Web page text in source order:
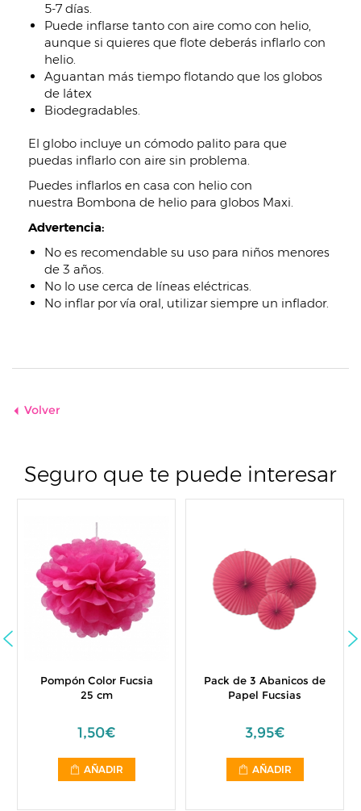
5-7 días.
Puede inflarse tanto con aire como con helio,
aunque si quieres que flote deberás inflarlo con
helio.
Aguantan más tiempo flotando que los globos
de látex
Biodegradables.
El globo incluye un cómodo palito para que
puedas inflarlo con aire sin problema.
Puedes inflarlos en casa con helio con
nuestra Bombona de helio para globos Maxi.
Advertencia:
No es recomendable su uso para niños menores
de 3 años.
No lo use cerca de líneas eléctricas.
No inflar por vía oral, utilizar siempre un inflador.
Volver
Seguro que te puede interesar
Pompón Color Fucsia
25 cm
1,50€
AÑADIR
Pack de 3 Abanicos de
Papel Fucsias
3,95€
AÑADIR